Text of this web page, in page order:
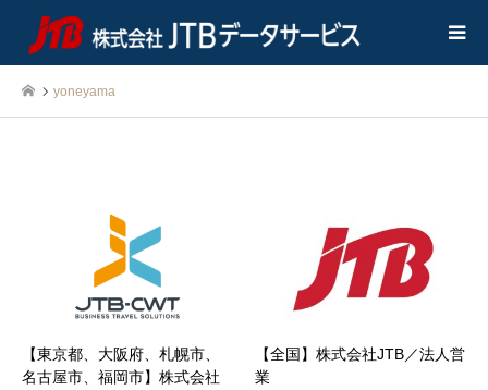
yoneyama
【東京都、大阪府、札幌市、
名古屋市、福岡市】株式会社
【全国】株式会社JTB／法人営
業